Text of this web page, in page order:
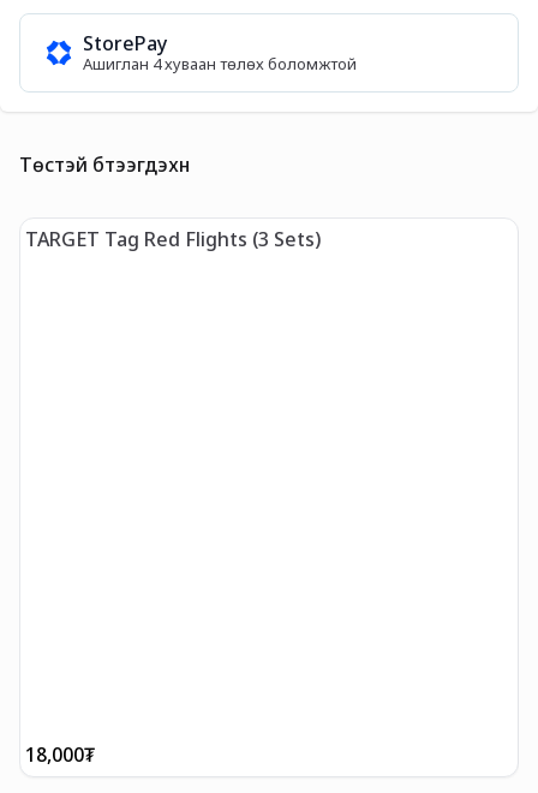
StorePay
Ашиглан 4 хуваан төлөх боломжтой
Төстэй бүтээгдэхүүн
TARGET Tag Red Flights (3 Sets)
18,000₮